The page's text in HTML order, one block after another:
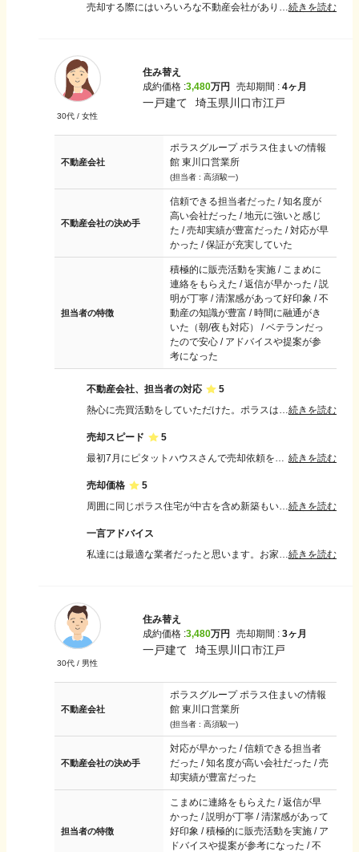
売却する際にはいろいろな不動産会社がありますのでしっかり何件か候補を決めてきちんとそれぞれの担当者様と話して決めるのがいいと思います。担当者様とはその後も売却が完了するまで何度もやり取りをすることになると思うので自分が納得できる人がいいと思います。続きを読む
30代 /女性
住み替え
成約価格 :3,480万円 売却期間 : 4ヶ月
一戸建て 埼玉県川口市江戸
不動産会社
ポラスグループ ポラス住まいの情報
館 東川口営業所
(担当者 : 高須駿一)
不動産会社の決め手
信頼できる担当者だった / 知名度が
高い会社だった / 地元に強いと感じ
た / 売却実績が豊富だった / 対応が早
かった / 保証が充実していた
担当者の特徴
積極的に販売活動を実施 / こまめに
連絡をもらえた / 返信が早かった / 説
明が丁寧 / 清潔感があって好印象 / 不
動産の知識が豊富 / 時間に融通がき
いた（朝/夜も対応） / ベテランだっ
たので安心 / アドバイスや提案が参
考になった
不動産会社、担当者の対応
5
続きを読む
売却スピード
5
続きを読む
売却価格
5
続きを読む
一言アドバイス
続きを読む
30代 / 男性
住み替え
成約価格 :3,480万円 売却期間 : 3ヶ月
一戸建て 埼玉県川口市江戸
不動産会社
ポラスグループ ポラス住まいの情報
館 東川口営業所
(担当者 : 高須駿一)
不動産会社の決め手
対応が早かった / 信頼できる担当者
だった / 知名度が高い会社だった / 売
却実績が豊富だった
担当者の特徴
こまめに連絡をもらえた / 返信が早
かった / 説明が丁寧 / 清潔感があって
好印象 / 積極的に販売活動を実施 / ア
ドバイスや提案が参考になった / 不